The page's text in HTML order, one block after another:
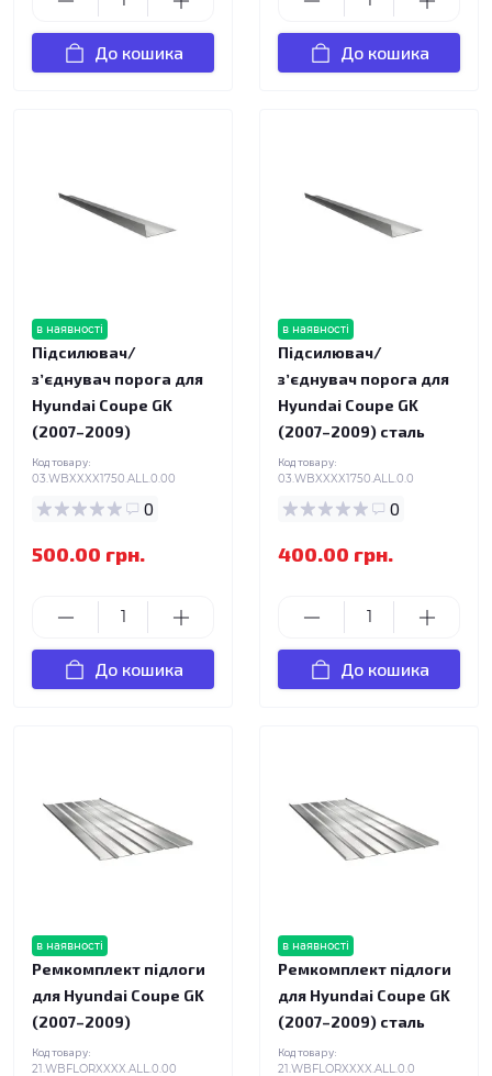
До кошика До кошика
в наявності
Підсилювач/
зʼєднувач порога для
Hyundai Coupe GK
(2007–2009)
Код товару:
03.WBXXXX1750.ALL.0.00
0
500.00 грн.
До кошика
в наявності
Підсилювач/
зʼєднувач порога для
Hyundai Coupe GK
(2007–2009) сталь
Код товару:
03.WBXXXX1750.ALL.0.0
0
400.00 грн.
До кошика
в наявності
Ремкомплект підлоги
для Hyundai Coupe GK
(2007–2009)
Код товару:
21.WBFLORXXXX.ALL.0.00
в наявності
Ремкомплект підлоги
для Hyundai Coupe GK
(2007–2009) сталь
Код товару:
21.WBFLORXXXX.ALL.0.0